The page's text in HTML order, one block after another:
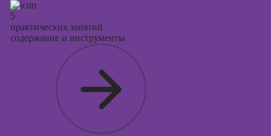
5
практических занятий
содержание и инструменты